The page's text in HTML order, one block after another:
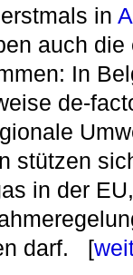
in
auch
In
de-
stützen
in der
darf. [